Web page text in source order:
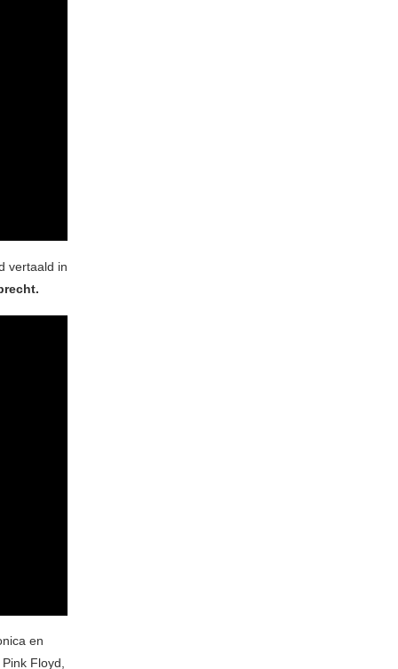
vertaald in
en
Floyd,